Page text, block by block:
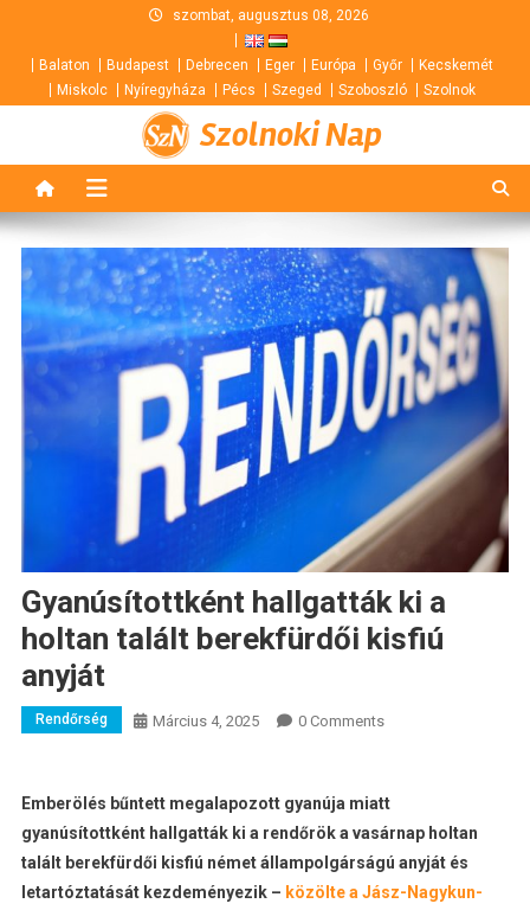
content
szombat, augusztus 08, 2026
Balaton Budapest Debrecen Eger Európa Győr
Kecskemét
Miskolc
Nyíregyháza Pécs Szeged Szoboszló Szolnok
Szolnoki Nap
Gyanúsítottként hallgatták ki a
holtan talált berekfürdői kisfiú
anyját
Rendőrség Március 4, 2025 0 Comments
Emberölés bűntett megalapozott gyanúja miatt
gyanúsítottként hallgatták ki a rendőrök a vasárnap holtan
talált berekfürdői kisfiú német állampolgárságú anyját és
letartóztatását kezdeményezik – közölte a Jász-Nagykun-